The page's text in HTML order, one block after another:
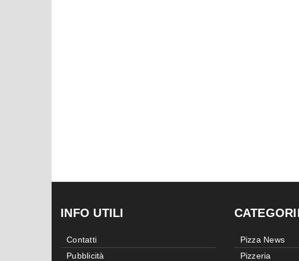
INFO UTILI
Contatti
Pubblicità
Pizza News
Pizzeria